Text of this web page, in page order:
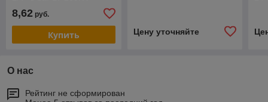
8,62 руб.
Купить Цену уточняйте
О нас
Рейтинг не сформирован